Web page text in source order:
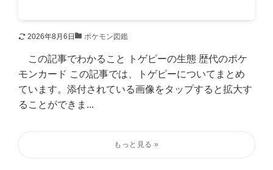
2026年8月6日 ポケモン図鑑
この記事でわかること トゲピーの生態 歴代のポケ
モンカード この記事では、トゲピーについてまとめ
ています。添付されている画像をタップすると拡大す
ることができま...